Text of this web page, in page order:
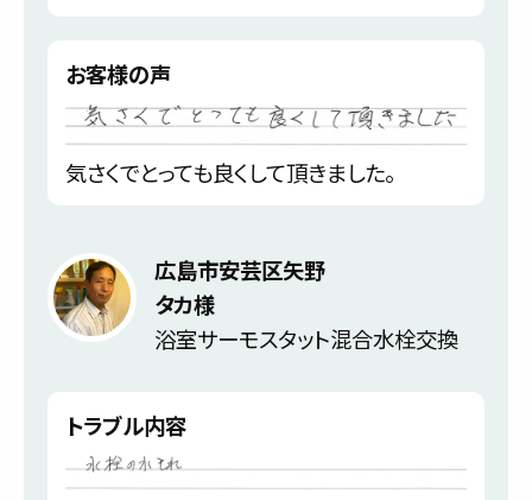
お客様の声
気さくでとっても良くして頂きました。
広島市安芸区矢野
タカ様
浴室サーモスタット混合水栓交換
トラブル内容